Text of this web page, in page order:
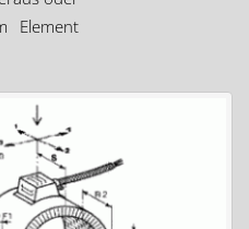
Element